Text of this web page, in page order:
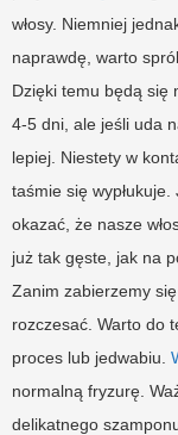
włosy. Niemniej
naprawdę, warto
Dzięki temu będą się
4-5 dni, ale jeśli uda
lepiej. Niestety w
taśmie się
okazać, że nasze
już tak gęste, jak na
Zanim zabierzemy
rozczesać. Warto do
proces lub jedwabiu.
normalną fryzurę.
delikatnego